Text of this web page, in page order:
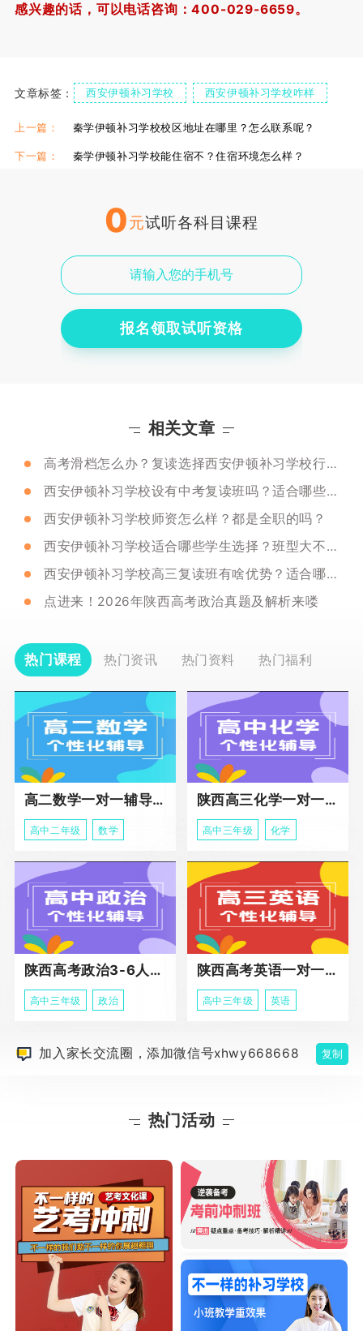
感兴趣的话，可以电话咨询：400-029-6659。
文章标签： 西安伊顿补习学校 西安伊顿补习学校咋样
西安伊顿补习学校校区
上一篇： 秦学伊顿补习学校校区地址在哪里？怎么联系呢？
下一篇： 秦学伊顿补习学校能住宿不？住宿环境怎么样？
0元试听各科目课程
报名领取试听资格
相关文章
高考滑档怎么办？复读选择西安伊顿补习学校行吗？
西安伊顿补习学校设有中考复读班吗？适合哪些学生去？
西安伊顿补习学校师资怎么样？都是全职的吗？
西安伊顿补习学校适合哪些学生选择？班型大不大？
西安伊顿补习学校高三复读班有啥优势？适合哪些学生选？
点进来！2026年陕西高考政治真题及解析来喽
热门课程 热门资讯 热门资料 热门福利
高二数学一对一辅导课程
高中二年级 数学
陕西高三化学一对一个性化辅导课程
高中三年级 化学
陕西高考政治3-6人班课程
高中三年级 政治
陕西高考英语一对一冲刺课程
高中三年级 英语
加入家长交流圈，添加微信号xhwy668668 复制
热门活动